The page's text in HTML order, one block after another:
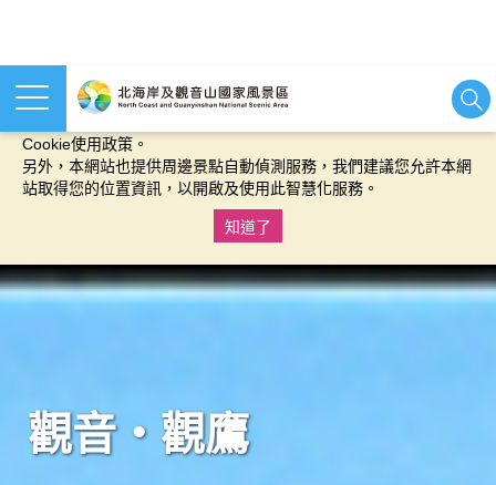
本網站使用cookies等相關技術以持續優化網站服務，並有助於為
Cookie使用政策。
另外，本網站也提供周邊景點自動偵測服務，我們建議您允許本網
站取得您的位置資訊，以開啟及使用此智慧化服務。
知道了
觀音‧觀鷹